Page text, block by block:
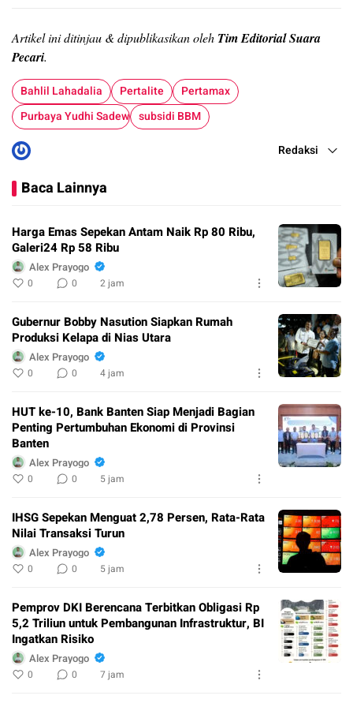
Artikel ini ditinjau & dipublikasikan oleh Tim Editorial Suara
Pecari.
Bahlil Lahadalia Pertalite
Pertamax
Purbaya Yudhi Sadewa subsidi BBM
Redaksi
Baca Lainnya
Harga Emas Sepekan Antam Naik Rp 80 Ribu,
Galeri24 Rp 58 Ribu
Alex Prayogo
0 0 2 jam
Gubernur Bobby Nasution Siapkan Rumah
Produksi Kelapa di Nias Utara
Alex Prayogo
0 0 4 jam
HUT ke-10, Bank Banten Siap Menjadi Bagian
Penting Pertumbuhan Ekonomi di Provinsi
Banten
Alex Prayogo
0 0 5 jam
IHSG Sepekan Menguat 2,78 Persen, Rata-Rata
Nilai Transaksi Turun
Alex Prayogo
0 0 5 jam
Pemprov DKI Berencana Terbitkan Obligasi Rp
5,2 Triliun untuk Pembangunan Infrastruktur, BI
Ingatkan Risiko
Alex Prayogo
0 0 7 jam